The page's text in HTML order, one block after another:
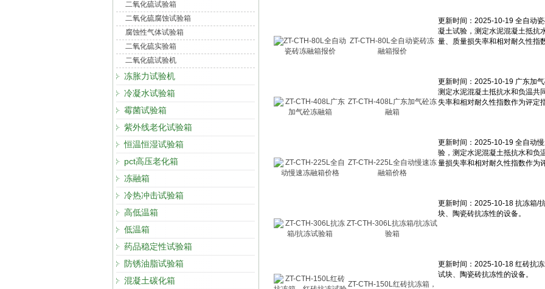
二氧化硫试验箱
二氧化硫腐蚀试验箱
腐蚀性气体试验箱
二氧化硫实验箱
二氧化硫试验机
冻胀力试验机
冷凝水试验箱
霉菌试验箱
紫外线老化试验箱
恒温恒湿试验箱
pct高压老化箱
冻融箱
冷热冲击试验箱
高低温箱
低温箱
药品稳定性试验箱
防锈油脂试验箱
混凝土碳化箱
ZT-CTH-80L全自动瓷砖冻
融箱报价
ZT-CTH-408L广东加气砼冻
融箱
ZT-CTH-225L全自动慢速冻
融箱价格
ZT-CTH-306L抗冻箱/抗冻试
验箱
ZT-CTH-150L红砖抗冻箱，